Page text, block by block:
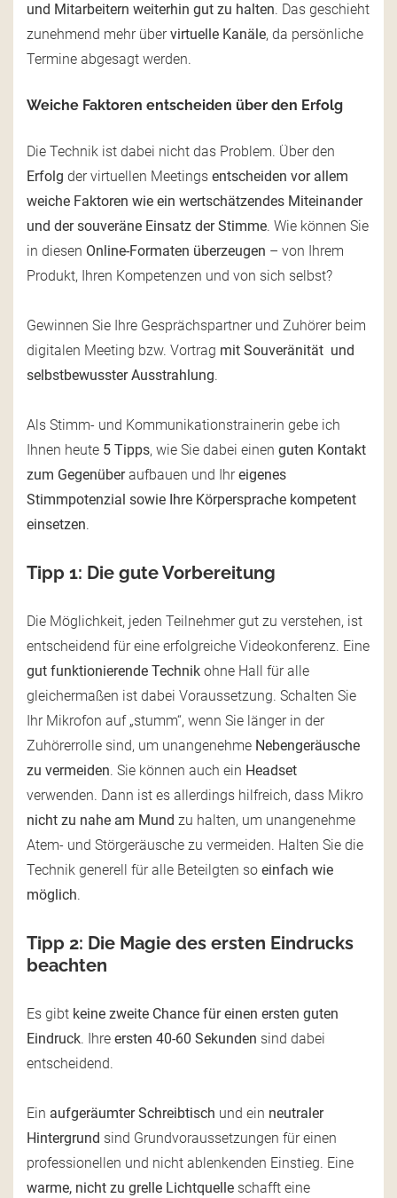
und Mitarbeitern weiterhin gut zu halten. Das geschieht
zunehmend mehr übervirtuelle Kanäle, da persönliche
Termine abgesagt werden.
Weiche Faktoren entscheiden über den Erfolg
Die Technik ist dabei nicht das Problem. Über den
Erfolg der virtuellen Meetings entscheiden vor allem
weiche Faktoren wie ein wertschätzendes Miteinander
und der souveräne Einsatz der Stimme. Wie können Sie
in diesen Online-Formaten überzeugen – von Ihrem
Produkt, Ihren Kompetenzen und von sich selbst?
Gewinnen Sie Ihre Gesprächspartner und Zuhörer beim
digitalen Meeting bzw. Vortrag mit Souveränität und
selbstbewusster Ausstrahlung.
Als Stimm- und Kommunikationstrainerin gebe ich
Ihnen heute 5 Tipps, wie Sie dabei einen guten Kontakt
zum Gegenüberaufbauen und Ihreigenes
Stimmpotenzial sowie Ihre Körpersprache kompetent
einsetzen.
Tipp 1: Die gute Vorbereitung
Die Möglichkeit, jeden Teilnehmer gut zu verstehen, ist
entscheidend für eine erfolgreiche Videokonferenz. Eine
gut funktionierende Technik ohne Hall für alle
gleichermaßen ist dabei Voraussetzung. Schalten Sie
Ihr Mikrofon auf „stumm“, wenn Sie länger in der
Zuhörerrolle sind, um unangenehme Nebengeräusche
zu vermeiden. Sie können auch ein Headset
verwenden. Dann ist es allerdings hilfreich, dass Mikro
nicht zu nahe am Mund zu halten, um unangenehme
Atem- und Störgeräusche zu vermeiden. Halten Sie die
Technik generell für alle Beteilgten so einfach wie
möglich.
Tipp 2: Die Magie des ersten Eindrucks
beachten
Es gibt keine zweite Chance für einen ersten guten
Eindruck. Ihre ersten 40-60 Sekunden sind dabei
entscheidend.
Ein aufgeräumter Schreibtisch und ein neutraler
Hintergrund sind Grundvoraussetzungen für einen
professionellen und nicht ablenkenden Einstieg. Eine
warme, nicht zu grelle Lichtquelle schafft eine